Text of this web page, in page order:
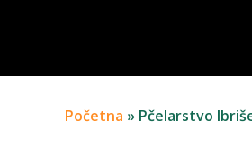
Početna » Pčelarstvo